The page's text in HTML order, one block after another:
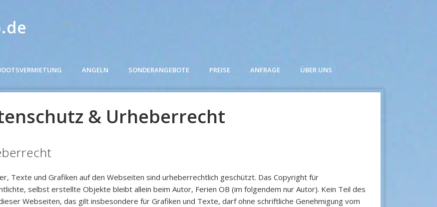
ANGELN SONDERANGEBOTE PREISE ANFRAGE ÜBER UNS
& Urheberrecht
Texte und Grafiken auf den Webseiten sind urheberrechtlich geschützt. Das Copyright für
selbst erstellte Objekte bleibt allein beim Autor, Ferien OB (im folgendem nur Autor). Kein Teil des
Webseiten, das gilt insbesondere für Grafiken und Texte, darf ohne schriftliche Genehmigung vom